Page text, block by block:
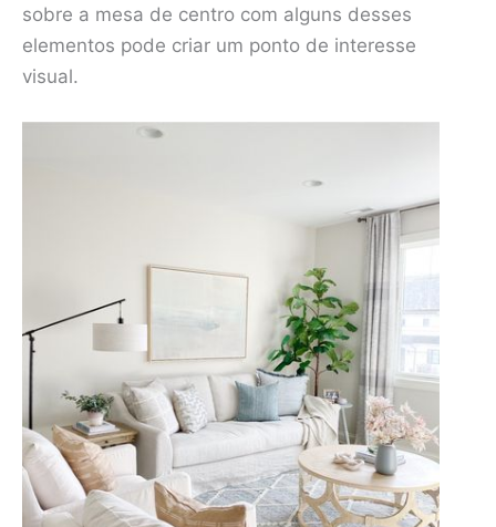
sobre a mesa de centro com alguns desses
elementos pode criar um ponto de interesse
visual.